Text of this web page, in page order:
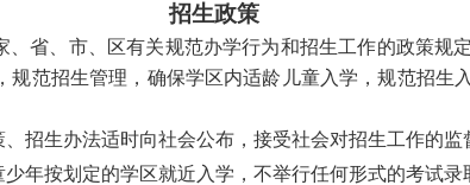
招生政策
、省、市、区有关规范办学行为和招生工作的政策规
范招生管理，确保学区内适龄儿童入学，规范招生
招生办法适时向社会公布，接受社会对招生工作的监
年按划定的学区就近入学，不举行任何形式的考试录